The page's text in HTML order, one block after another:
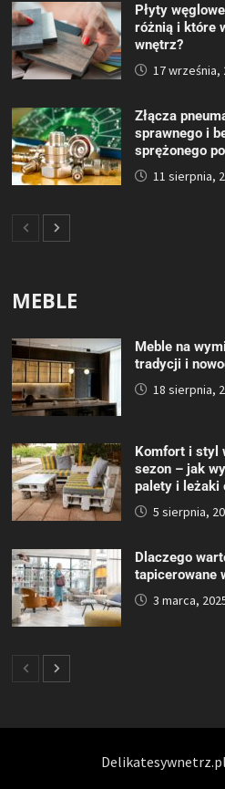
Płyty
różnią i które
wnętrz?
17 września,
Złącza
sprawnego i
sprężonego
11 sierpnia,
MEBLE
Meble na
tradycji i
18 sierpnia,
Komfort i styl
sezon – jak
palety i leżaki
5 sierpnia,
Dlaczego
tapicerowane
3 marca,